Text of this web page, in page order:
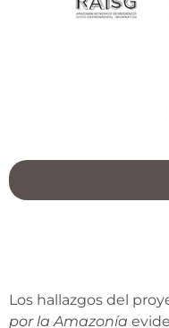
Los hallazgos del
por la Amazonía